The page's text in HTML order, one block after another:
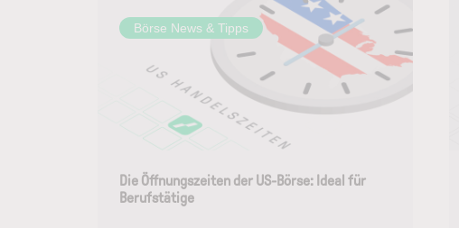
Börse News & Tipps
Die Öffnungszeiten der US-Börse: Ideal für
Berufstätige